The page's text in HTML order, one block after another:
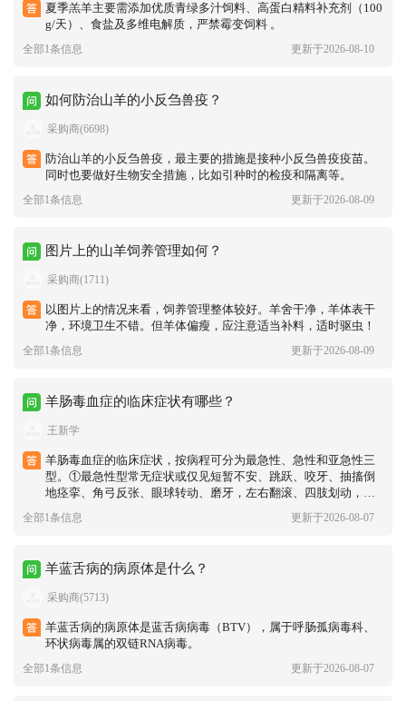
夏季羔羊主要需添加‌优质青绿多汁饲料、高蛋白精料补充剂（100
g/天）、食盐及多维电解质‌，严禁霉变饲料 。‌‌
全部1条信息 更新于2026-08-10
如何防治山羊的小反刍兽疫？
采购商(6698)
防治山羊的小反刍兽疫，最主要的措施是接种小反刍兽疫疫苗。
同时也要做好生物安全措施，比如引种时的检疫和隔离等。
全部1条信息 更新于2026-08-09
图片上的山羊饲养管理如何？
采购商(1711)
以图片上的情况来看，饲养管理整体较好。羊舍干净，羊体表干
净，环境卫生不错。但羊体偏瘦，应注意适当补料，适时驱虫！
全部1条信息 更新于2026-08-09
羊肠毒血症的临床症状有哪些？
王新学
羊肠毒血症的临床症状，按病程可分为最急性、急性和亚急性三
型。①最急性型常无症状或仅见短暂不安、跳跃、咬牙、抽搐倒
地痉挛、角弓反张、眼球转动、磨牙，左右翻滚、四肢划动，约
1～2小时内死亡，死前步态不稳、呼吸迫促。②急性型，初期精
神沉郁、食欲废绝、反刍停止，腹痛腹泻，粪便初软后稀，带黏
能升高，步态不稳、全身肌肉震颤、角弓反张，昏迷、呼吸衰
竭，病程数小时至1天。③亚急性型，精神差、食欲减退、渐进性
消瘦，间歇性腹泻、腹胀，病程可达 2～3天，最终衰竭死亡。
全部1条信息 更新于2026-08-07
羊蓝舌病的病原体是什么？
采购商(5713)
羊蓝舌病的病原体是蓝舌病病毒（BTV），属于呼肠孤病毒科、
环状病毒属的双链RNA病毒。
全部1条信息 更新于2026-08-07